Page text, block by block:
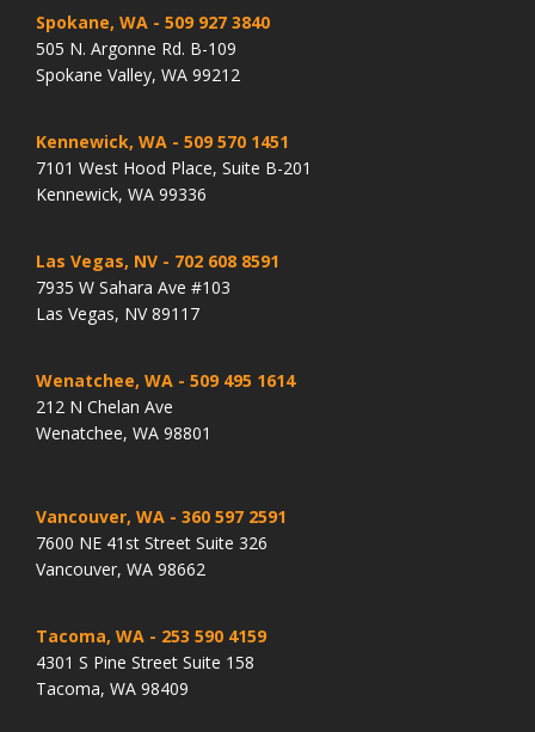
Spokane, WA - 509 927 3840
505 N. Argonne Rd. B-109
Spokane Valley, WA 99212
Kennewick, WA - 509 570 1451
7101 West Hood Place, Suite B-201
Kennewick, WA 99336
Las Vegas, NV - 702 608 8591
7935 W Sahara Ave #103
Las Vegas, NV 89117
Wenatchee, WA - 509 495 1614
212 N Chelan Ave
Wenatchee, WA 98801
Vancouver, WA - 360 597 2591
7600 NE 41st Street Suite 326
Vancouver, WA 98662
Tacoma, WA - 253 590 4159
4301 S Pine Street Suite 158
Tacoma, WA 98409